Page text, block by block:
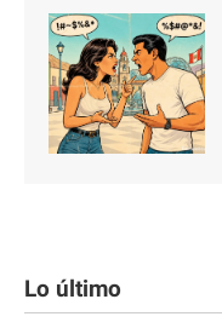
Lo último